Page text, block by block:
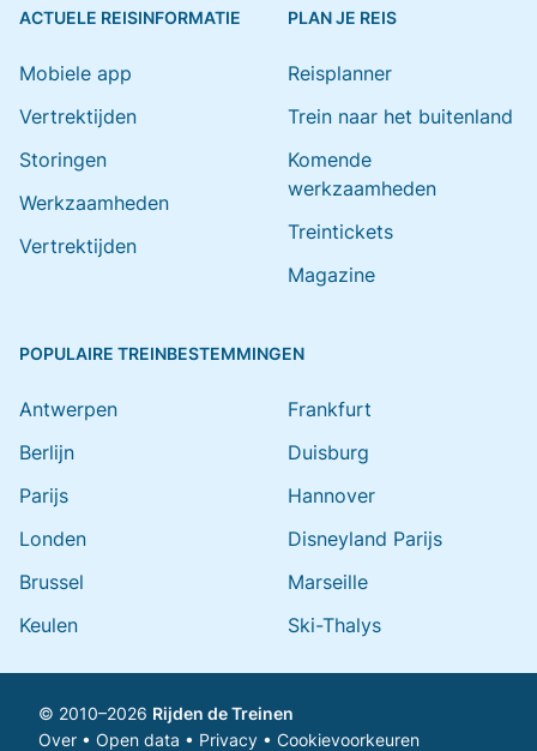
ACTUELE REISINFORMATIE
Mobiele app
Vertrektijden
Storingen
Werkzaamheden
Vertrektijden
PLAN JE REIS
Reisplanner
Trein naar het buitenland
Komende
werkzaamheden
Treintickets
Magazine
POPULAIRE TREINBESTEMMINGEN
Antwerpen
Berlijn
Parijs
Londen
Brussel
Keulen
Frankfurt
Duisburg
Hannover
Disneyland Parijs
Marseille
Ski-Thalys
© 2010–2026 Rijden de Treinen
Over • Open data • Privacy • Cookievoorkeuren